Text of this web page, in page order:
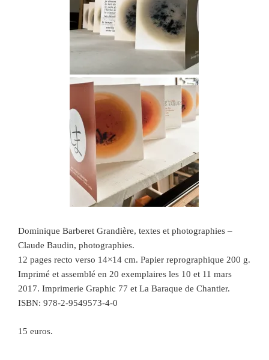
Dominique Barberet Grandière, textes et photographies –
Claude Baudin, photographies.
12 pages recto verso 14×14 cm. Papier reprographique 200 g.
Imprimé et assemblé en 20 exemplaires les 10 et 11 mars
2017. Imprimerie Graphic 77 et La Baraque de Chantier.
ISBN: 978-2-9549573-4-0
15 euros.